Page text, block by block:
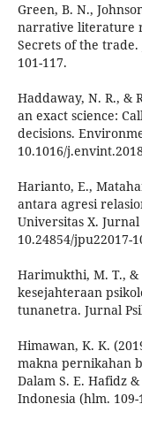
Green, B. N.,
narrative literature
Secrets of the
101-117.
Haddaway, N. R., &
an exact science:
decisions.
10.1016/
Harianto, E.,
antara agresi
Universitas X.
10.24854/jpu22017-
Harimukthi, M. T., &
kesejahteraan
tunanetra. Jurnal
Himawan, K. K.
makna pernikahan
Dalam S. E. Hafidz
Indonesia (hlm.